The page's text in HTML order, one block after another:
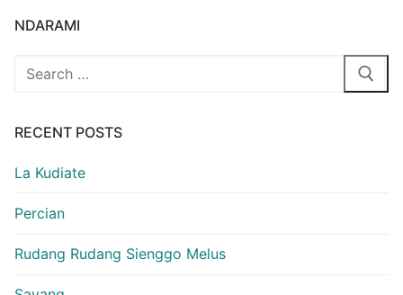
NDARAMI
Search
RECENT POSTS
La Kudiate
Percian
Rudang Rudang Sienggo Melus